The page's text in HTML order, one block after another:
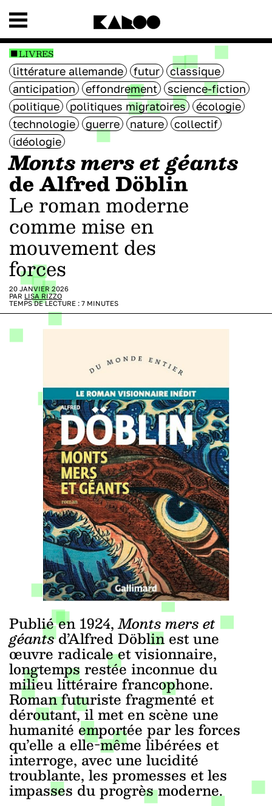
LIVRES
littérature allemande futur
classique
anticipation
effondrement
science-fiction
politique
politiques migratoires
écologie
technologie
guerre nature
collectif
idéologie
Monts mers et géants
de Alfred Döblin
Le roman moderne
comme mise en
mouvement des
forces
20 JANVIER 2026
PAR LISA RIZZO
TEMPS DE LECTURE : 7 MINUTES
Publié en 1924,Monts mers et
géantsd’Alfred Döblin est une
œuvre radicale et visionnaire,
longtemps restée inconnue du
milieu littéraire francophone.
Roman futuriste fragmenté et
déroutant, il met en scène une
humanité emportée par les forces
qu’elle a elle-même libérées et
interroge, avec une lucidité
troublante, les promesses et les
impasses du progrès moderne.